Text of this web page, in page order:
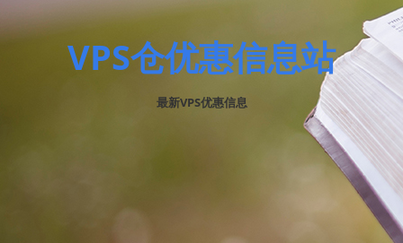
VPS仓优惠信息站
最新VPS优惠信息